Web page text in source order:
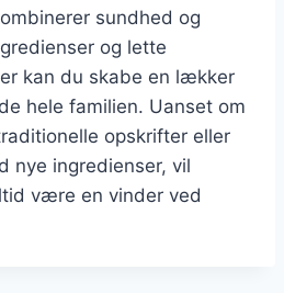
sundhed og
og lette
kan du skabe en lækker
hele familien. Uanset om
opskrifter eller
nye ingredienser, vil
være en vinder ved